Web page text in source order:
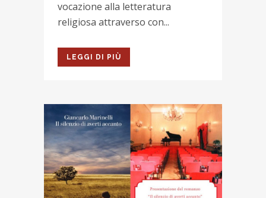
vocazione alla letteratura
religiosa attraverso con...
LEGGI DI PIÙ